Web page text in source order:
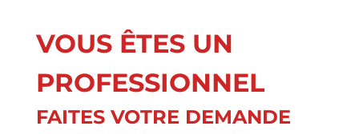
VOUS ÊTES UN
PROFESSIONNEL
FAITES VOTRE DEMANDE